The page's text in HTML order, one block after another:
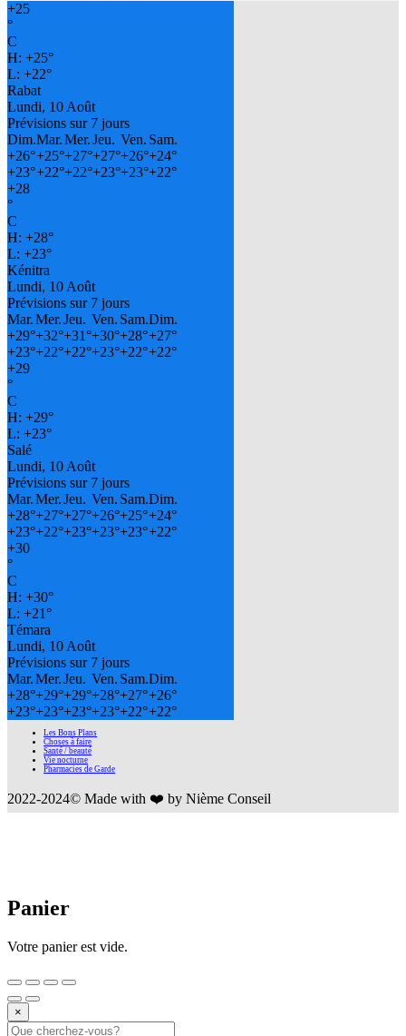
+25
°
C
H: +25°
L: +22°
Rabat
Lundi, 10 Août
Prévisions sur 7 jours
Dim.Mar.Mer.Jeu. Ven. Sam.
+26°+25°+27°+27°+26°+24°
+23°+22°+22°+23°+23°+22°
+28
°
C
H: +28°
L: +23°
Kénitra
Lundi, 10 Août
Prévisions sur 7 jours
Mar.Mer.Jeu. Ven. Sam.Dim.
+29°+32°+31°+30°+28°+27°
+23°+22°+22°+23°+22°+22°
+29
°
C
H: +29°
L: +23°
Salé
Lundi, 10 Août
Prévisions sur 7 jours
Mar.Mer.Jeu. Ven. Sam.Dim.
+28°+27°+27°+26°+25°+24°
+23°+22°+23°+23°+23°+22°
+30
°
C
H: +30°
L: +21°
Témara
Lundi, 10 Août
Prévisions sur 7 jours
Mar.Mer.Jeu. Ven. Sam.Dim.
+28°+29°+29°+28°+27°+26°
+23°+23°+23°+23°+22°+22°
Les Bons Plans
Choses à faire
Santé / beauté
Vie nocturne
Pharmacies de Garde
2022-2024© Made with ❤️ by Nième Conseil
Panier
Votre panier est vide.
×